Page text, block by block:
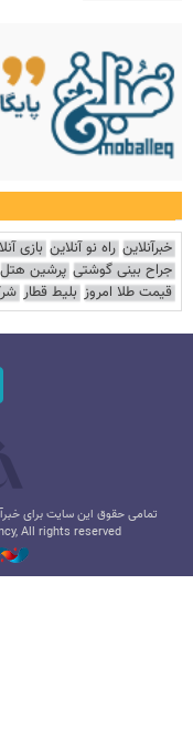
خبرآنلاین راه نو آنلاین بازی
جراح بینی گوشتی پرشین هتل
قیمت طلا امروز بلیط قطار
تمامی حقوق این سایت برای
All rights reserved